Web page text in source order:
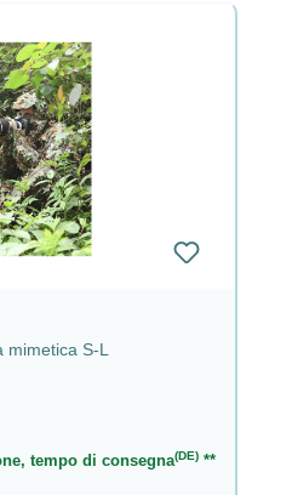
S-L
tempo di consegna(DE) **